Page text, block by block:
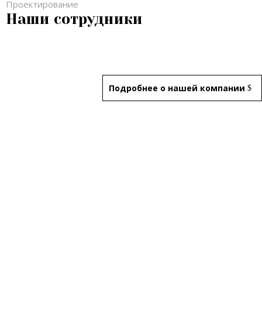
Проектирование
Наши сотрудники
Подробнее о нашей компании